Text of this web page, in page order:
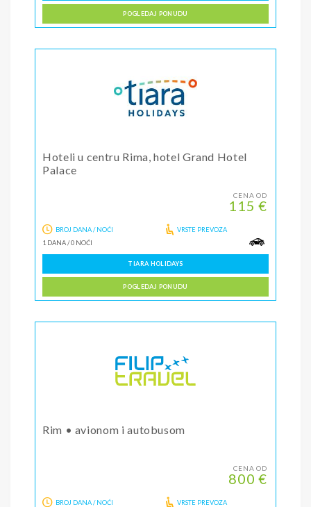
POGLEDAJ PONUDU
Hoteli u centru Rima, hotel Grand Hotel
Palace
CENA OD
115 €
BROJ DANA / NOĆI
1 DANA/0 NOĆI
VRSTE PREVOZA
TIARA HOLIDAYS
POGLEDAJ PONUDU
Rim • avionom i autobusom
CENA OD
800 €
BROJ DANA / NOĆI
VRSTE PREVOZA